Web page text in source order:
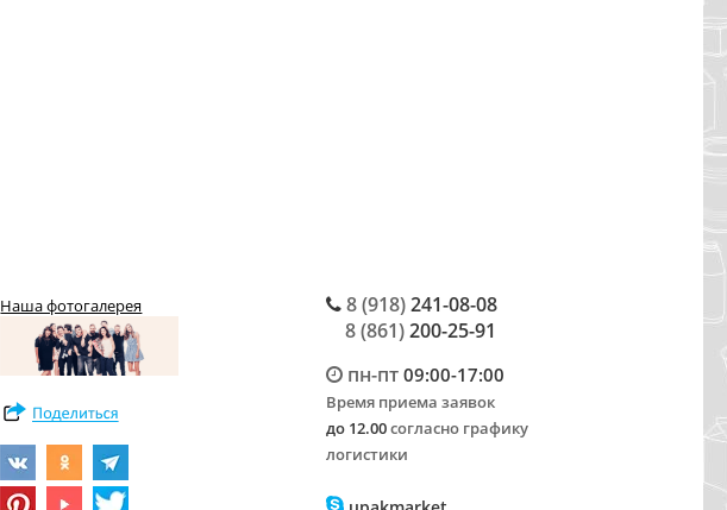
Наша фотогалерея 8 (918)241-08-08
8 (861)200-25-91
пн-пт09:00-17:00
Время приема заявок
до 12.00согласно графику
логистики